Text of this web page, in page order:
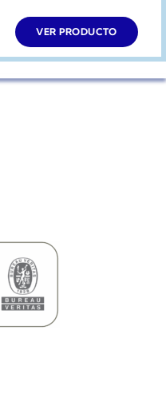
VER PRODUCTO